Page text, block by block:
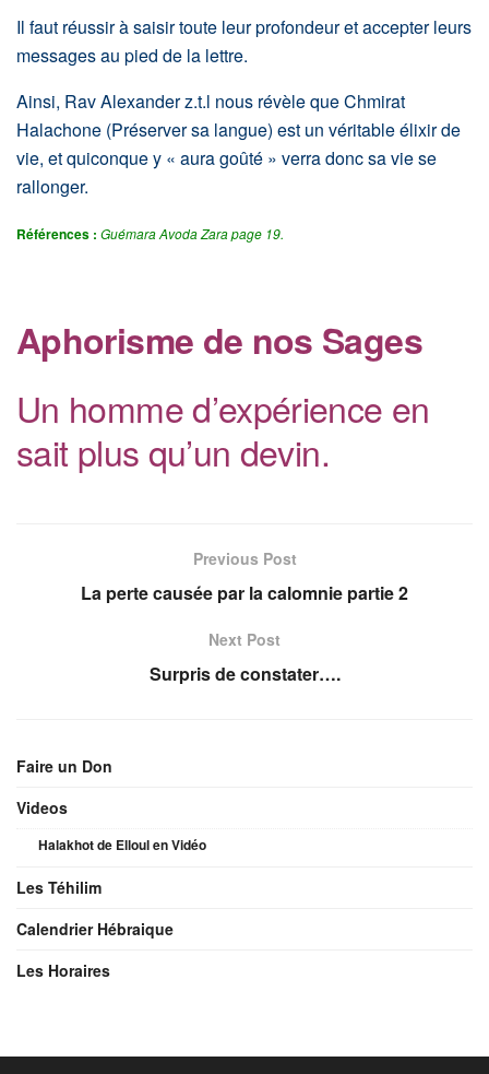
Il faut réussir à saisir toute leur profondeur et accepter leurs
messages au pied de la lettre.
Ainsi, Rav Alexander z.t.l nous révèle que Chmirat
Halachone (Préserver sa langue) est un véritable élixir de
vie, et quiconque y « aura goûté » verra donc sa vie se
rallonger.
Références : Guémara Avoda Zara page 19.
Aphorisme de nos Sages
Un homme d’expérience en
sait plus qu’un devin.
Previous Post
La perte causée par la calomnie partie 2
Next Post
Surpris de constater….
Faire un Don
Videos
Halakhot de Elloul en Vidéo
Les Téhilim
Calendrier Hébraique
Les Horaires